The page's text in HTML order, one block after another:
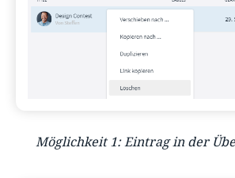
Möglichkeit 1: Eintrag in der